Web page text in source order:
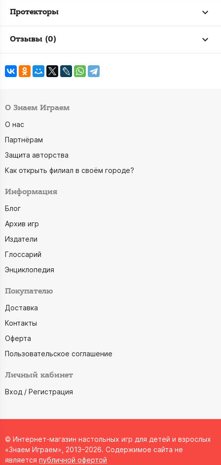
Протекторы
Отзывы (0)
О Знаем Играем
О нас
Партнёрам
Защита авторства
Как открыть филиал в своём городе?
Информация
Блог
Архив игр
Издатели
Глоссарий
Энциклопедия
Покупателю
Доставка
Контакты
Оферта
Пользовательское соглашение
Личный кабинет
Вход / Регистрация
© Интернет-магазин настольных игр для детей и взрослых
«Знаем Играем», 2013–2026. Содержимое сайта не
является публичной офертой